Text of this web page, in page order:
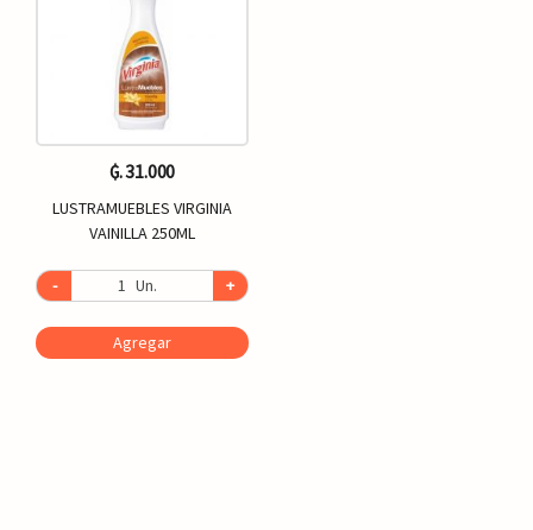
₲. 31.000
LUSTRAMUEBLES VIRGINIA
VAINILLA 250ML
- Un. +
Agregar